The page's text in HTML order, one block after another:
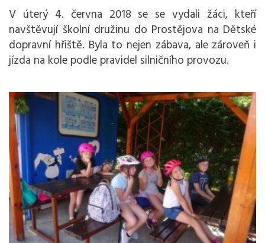
V úterý 4. června 2018 se se vydali žáci, kteří
navštěvují školní družinu do Prostějova na Dětské
dopravní hřiště. Byla to nejen zábava, ale zároveň i
jízda na kole podle pravidel silničního provozu.